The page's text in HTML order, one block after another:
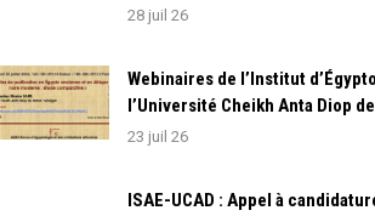
28 juil 26
Webinaires de l’Institut
l’Université Cheikh Anta Diop
23 juil 26
ISAE-UCAD : Appel à